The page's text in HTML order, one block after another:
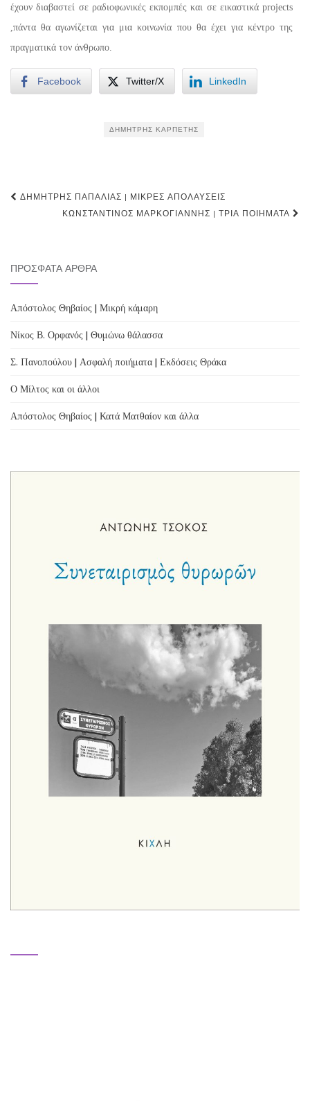
έχουν διαβαστεί σε ραδιοφωνικές εκπομπές και σε εικαστικά projects
,πάντα θα αγωνίζεται για μια κοινωνία που θα έχει για κέντρο της
πραγματικά τον άνθρωπο.
Facebook Twitter/X LinkedIn
ΔΗΜΉΤΡΗΣ ΚΑΡΠΈΤΗΣ
Post
navigation
ΔΗΜΉΤΡΗΣ ΠΑΠΑΛΙΆΣ | ΜΙΚΡΈΣ ΑΠΟΛΑΎΣΕΙΣ
ΚΩΝΣΤΑΝΤΊΝΟΣ ΜΑΡΚΟΓΙΆΝΝΗΣ | ΤΡΊΑ ΠΟΙΉΜΑΤΑ
ΠΡΌΣΦΑΤΑ ΆΡΘΡΑ
Απόστολος Θηβαίος | Μικρή κάμαρη
Νίκος Β. Ορφανός | Θυμώνω θάλασσα
Σ. Πανοπούλου | Ασφαλή ποιήματα | Εκδόσεις Θράκα
Ο Μίλτος και οι άλλοι
Απόστολος Θηβαίος | Κατά Ματθαίον και άλλα